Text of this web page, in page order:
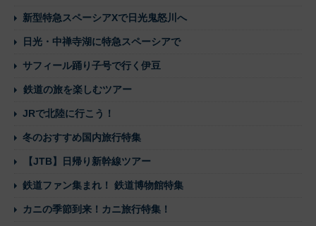
新型特急スペーシアXで日光鬼怒川へ
日光・中禅寺湖に特急スペーシアで
サフィール踊り子号で行く伊豆
鉄道の旅を楽しむツアー
JRで北陸に行こう！
冬のおすすめ国内旅行特集
【JTB】日帰り新幹線ツアー
鉄道ファン集まれ！ 鉄道博物館特集
カニの季節到来！カニ旅行特集！